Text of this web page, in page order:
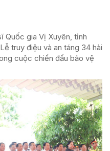
Quốc gia Vị Xuyên, tỉnh
truy điệu và an táng 34 hài
cuộc chiến đấu bảo vệ